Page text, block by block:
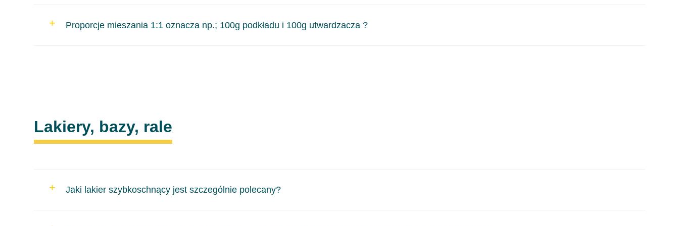
Po odpowiednim przygotowaniu można położyć Wash Primer (podkład reaktywny), a także podkład akrylowy, lub epoksydowy. Zawsze zalecamy wykonać test
Proporcje mieszania 1:1 oznacza np.; 100g podkładu i 100g utwardzacza ?
Lakiery, bazy, rale
Jaki lakier szybkoschnący jest szczególnie polecany?